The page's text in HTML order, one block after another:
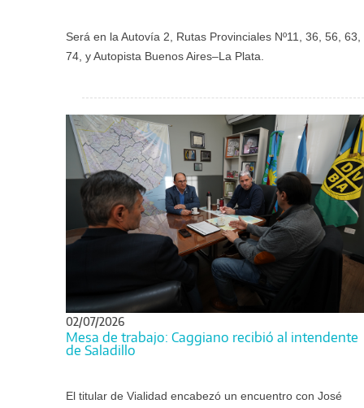
Será en la Autovía 2, Rutas Provinciales Nº11, 36, 56, 63,
74, y Autopista Buenos Aires–La Plata.
02/07/2026
Mesa de trabajo: Caggiano recibió al intendente
de Saladillo
El titular de Vialidad encabezó un encuentro con José